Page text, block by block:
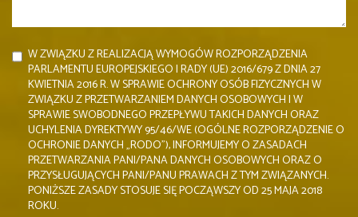
W ZWIĄZKU Z REALIZACJĄ WYMOGÓW ROZPORZĄDZENIA
PARLAMENTU EUROPEJSKIEGO I RADY (UE) 2016/679 Z DNIA 27
KWIETNIA 2016 R. W SPRAWIE OCHRONY OSÓB FIZYCZNYCH W
ZWIĄZKU Z PRZETWARZANIEM DANYCH OSOBOWYCH I W
SPRAWIE SWOBODNEGO PRZEPŁYWU TAKICH DANYCH ORAZ
UCHYLENIA DYREKTYWY 95/46/WE (OGÓLNE ROZPORZĄDZENIE O
OCHRONIE DANYCH „RODO”), INFORMUJEMY O ZASADACH
PRZETWARZANIA PANI/PANA DANYCH OSOBOWYCH ORAZ O
PRZYSŁUGUJĄCYCH PANI/PANU PRAWACH Z TYM ZWIĄZANYCH.
PONIŻSZE ZASADY STOSUJE SIĘ POCZĄWSZY OD 25 MAJA 2018
ROKU.